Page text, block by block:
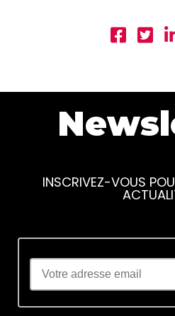
INSCRIVEZ-VOUS